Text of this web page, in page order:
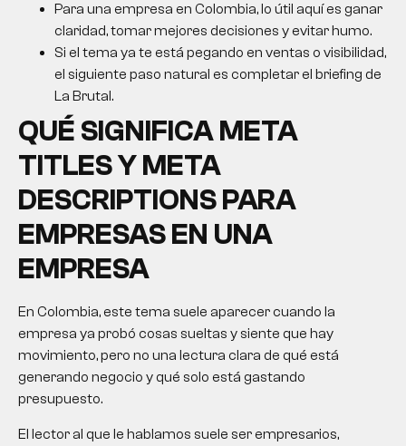
Para una empresa en Colombia, lo útil aquí es ganar
claridad, tomar mejores decisiones y evitar humo.
Si el tema ya te está pegando en ventas o visibilidad,
el siguiente paso natural es completar el briefing de
La Brutal.
QUÉ SIGNIFICA META
TITLES Y META
DESCRIPTIONS PARA
EMPRESAS EN UNA
EMPRESA
En Colombia, este tema suele aparecer cuando la
empresa ya probó cosas sueltas y siente que hay
movimiento, pero no una lectura clara de qué está
generando negocio y qué solo está gastando
presupuesto.
El lector al que le hablamos suele ser empresarios,